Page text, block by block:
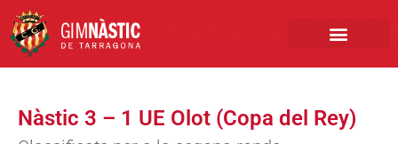
Nàstic 3 – 1 UE Olot (Copa del Rey)